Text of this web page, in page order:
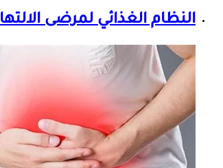
النظام الغذائي لمرضى